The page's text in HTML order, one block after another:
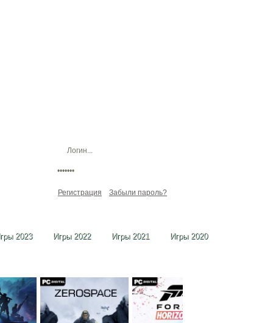
Регистрация Забыли пароль?
2023 Игры 2022 Игры 2021 Игры 2020